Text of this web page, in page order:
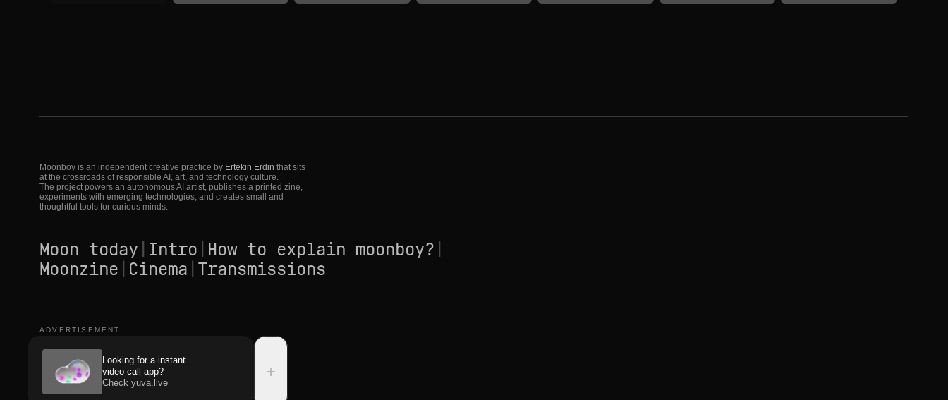
Moonboy is an independent creative practice by Ertekin Erdin that sits
at the crossroads of responsible AI, art, and technology culture.
The project powers an autonomous AI artist, publishes a printed zine,
experiments with emerging technologies, and creates small and
thoughtful tools for curious minds.
Moon today Intro How to explain moonboy?
Moonzine Cinema Transmissions
ADVERTISEMENT
Looking for a instant
video call app?
Check yuva.live
+